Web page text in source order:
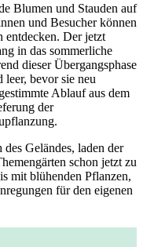
Blumen und Stauden auf
und Besucher können
entdecken. Der jetzt
in das sommerliche
dieser Übergangsphase
leer, bevor sie neu
Ablauf aus dem
der
Geländes, laden der
schon jetzt zu
mit blühenden Pflanzen,
für den eigenen